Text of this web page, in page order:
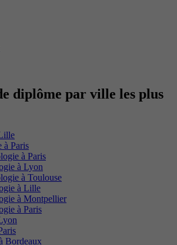
diplôme par ville les plus
à Paris
à Paris
à Lyon
à Toulouse
à Lille
à Montpellier
à Paris
Bordeaux